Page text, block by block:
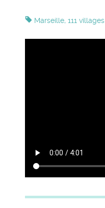
Marseille, 111 villages